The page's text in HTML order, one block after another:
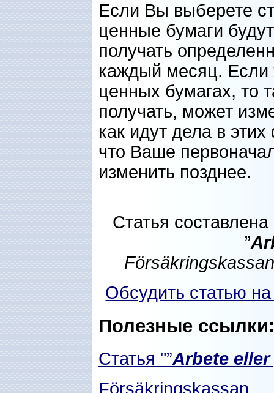
Если Вы выберете
ценные бумаги
получать
каждый месяц. Если
ценных бумагах, то
получать, может
как идут дела в
что Ваше
изменить позднее.
Статья
”
Försäkringskassan
Обсудить статью
Полезные ссылки:
Статья "”Arbete
Försäkringskassan